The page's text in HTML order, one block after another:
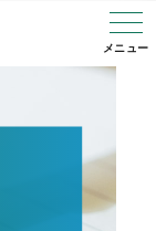
メニュー